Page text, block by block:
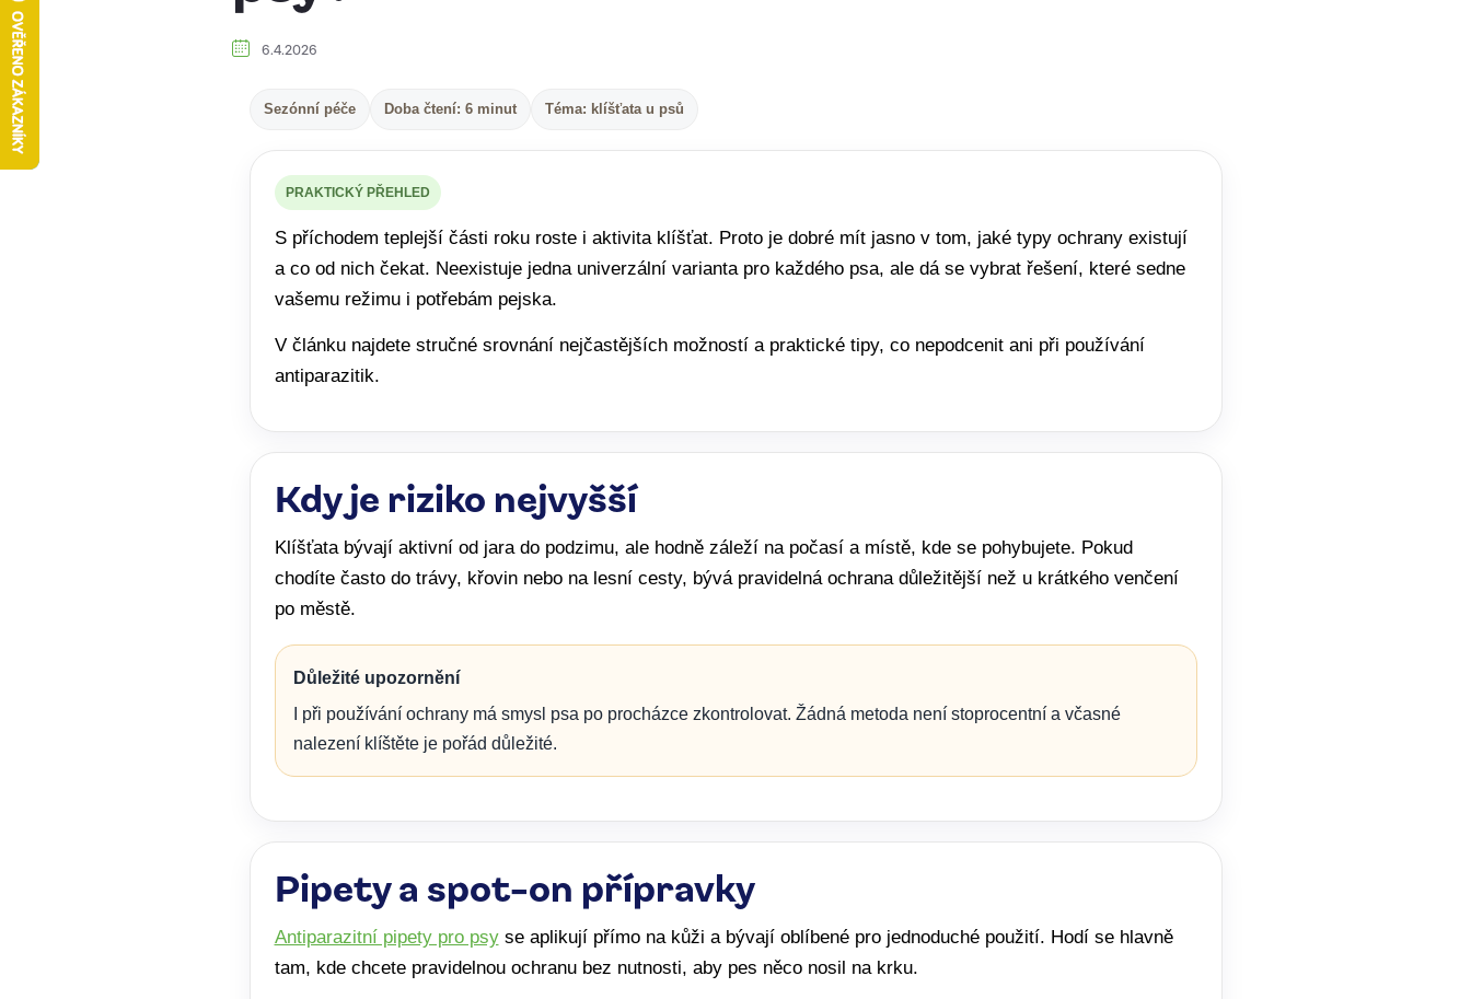
6.4.2026
Sezónní péče Doba čtení: 6 minut Téma: klíšťata u psů
PRAKTICKÝ PŘEHLED
S příchodem teplejší části roku roste i aktivita klíšťat. Proto je dobré mít jasno v tom, jaké typy ochrany existují
a co od nich čekat. Neexistuje jedna univerzální varianta pro každého psa, ale dá se vybrat řešení, které sedne
vašemu režimu i potřebám pejska.
V článku najdete stručné srovnání nejčastějších možností a praktické tipy, co nepodcenit ani při používání
antiparazitik.
Kdy je riziko nejvyšší
Klíšťata bývají aktivní od jara do podzimu, ale hodně záleží na počasí a místě, kde se pohybujete. Pokud
chodíte často do trávy, křovin nebo na lesní cesty, bývá pravidelná ochrana důležitější než u krátkého venčení
po městě.
Důležité upozornění
I při používání ochrany má smysl psa po procházce zkontrolovat. Žádná metoda není stoprocentní a včasné
nalezení klíštěte je pořád důležité.
Pipety a spot-on přípravky
Antiparazitní pipety pro psyse aplikují přímo na kůži a bývají oblíbené pro jednoduché použití. Hodí se hlavně
tam, kde chcete pravidelnou ochranu bez nutnosti, aby pes něco nosil na krku.